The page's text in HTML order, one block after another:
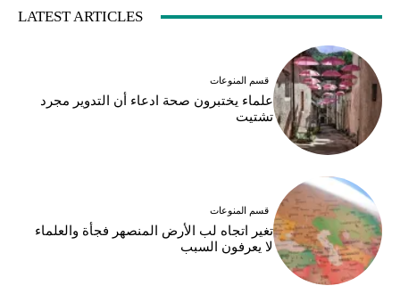
LATEST ARTICLES
قسم المنوعات
علماء يختبرون صحة ادعاء أن التدوير مجرد
تشتيت
قسم المنوعات
تغير اتجاه لب الأرض المنصهر فجأة والعلماء
لا يعرفون السبب